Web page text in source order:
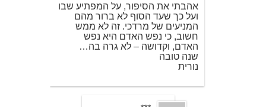
אהבתי את הסיפור, על המפתיע שבו
ועל כך שעד הסוף לא ברור מהם
המניעים של מרדכי. זה לא ממש
חשוב, כי נפש האדם היא נפש
האדם, וקדושה – לא גרה בה…
שנה טובה
נורית